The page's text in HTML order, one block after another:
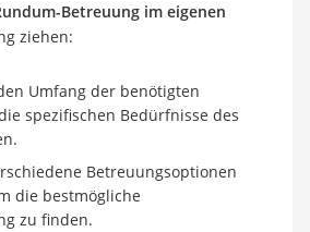
Betreuung im eigenen
ziehen:
Umfang der benötigten
spezifischen Bedürfnisse des
Betreuungsoptionen
die bestmögliche
zu finden.